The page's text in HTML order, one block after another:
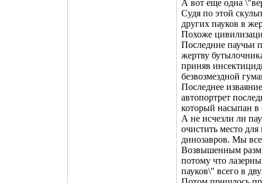
А вот еще одна
Судя по этой
других пауков в
Похоже
Последние паучьи
жертву
приняв
безвозмездной
Последнее
автопортрет
который насыпан в
А не исчезли ли
очистить место
динозавров. Мы
Возвышенным
потому что
пауков\" всего в